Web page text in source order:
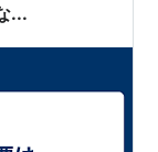
...